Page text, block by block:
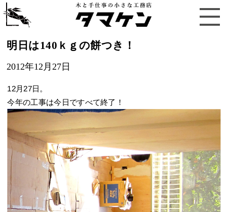
明日は140ｋｇの餅つき！
2012年12月27日
12月27日。
今年の工事は今日ですべて終了！